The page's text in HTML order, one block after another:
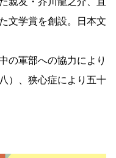
文学賞を創設。日本文
の軍部への協力により
）、狭心症により五十